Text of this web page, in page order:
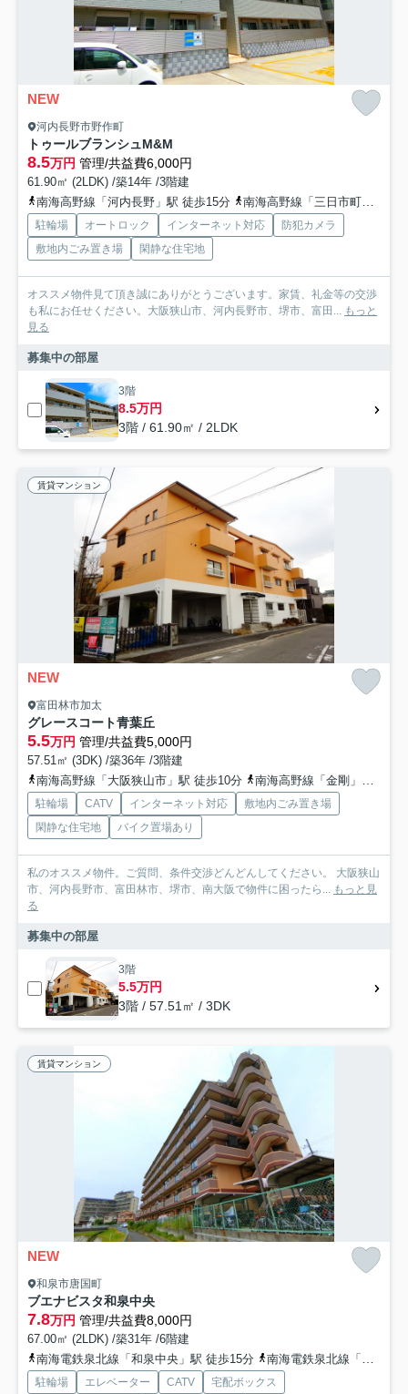
NEW
河内長野市野作町
トゥールブランシュM&M
8.5万円 管理/共益費6,000円
61.90㎡ (2LDK) /築14年 /3階建
南海高野線「河内長野」駅 徒歩15分
南海高野線「三日市町」駅 徒歩34分
駐輪場 オートロック インターネット対応
防犯カメラ
敷地内ごみ置き場
閑静な住宅地
オススメ物件見て頂き誠にありがとうございます。家賃、礼金等の交渉
も私にお任せください。大阪狭山市、河内長野市、堺市、富田... もっと
見る
募集中の部屋
3階
8.5万円
3階 / 61.90㎡ / 2LDK
賃貸マンション
NEW
富田林市加太
グレースコート青葉丘
5.5万円 管理/共益費5,000円
57.51㎡ (3DK) /築36年 /3階建
南海高野線「大阪狭山市」駅 徒歩10分
南海高野線「金剛」駅 徒歩24分
駐輪場 CATV インターネット対応
敷地内ごみ置き場
閑静な住宅地
バイク置場あり
私のオススメ物件。ご質問、条件交渉どんどんしてください。 大阪狭山
市、河内長野市、富田林市、堺市、南大阪で物件に困ったら... もっと見
る
募集中の部屋
3階
5.5万円
3階 / 57.51㎡ / 3DK
賃貸マンション
NEW
和泉市唐国町
ブエナビスタ和泉中央
7.8万円 管理/共益費8,000円
67.00㎡ (2LDK) /築31年 /6階建
南海電鉄泉北線「和泉中央」駅 徒歩15分
南海電鉄泉北線「光明池」駅 徒歩44分
駐輪場 エレベーター CATV
宅配ボックス